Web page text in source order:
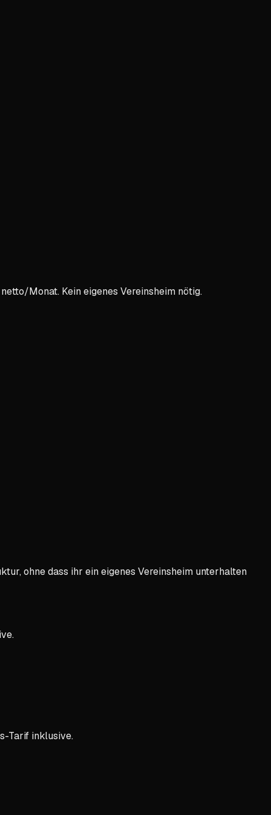
Monat. Kein eigenes Vereinsheim nötig.
ohne dass ihr ein eigenes Vereinsheim unterhalten
Tarif inklusive.